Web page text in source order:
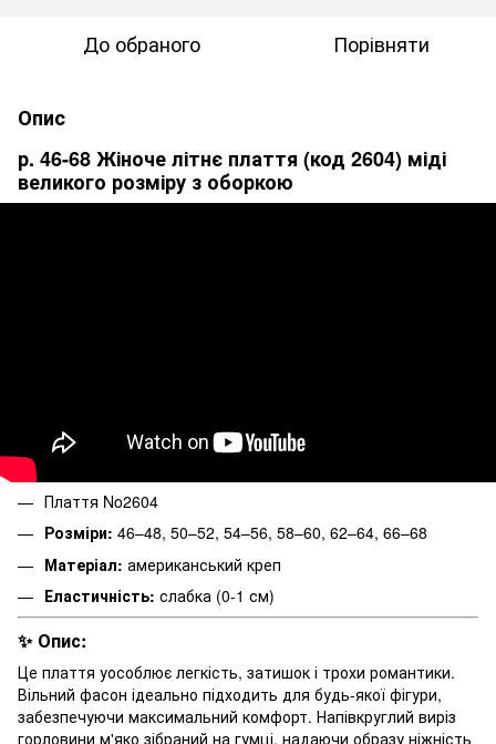
До обраного Порівняти
Опис
р. 46-68 Жіноче літнє плаття (код 2604) міді
великого розміру з оборкою
Плаття No2604
Розміри: 46–48, 50–52, 54–56, 58–60, 62–64, 66–68
Матеріал: американський креп
Еластичність: слабка (0-1 см)
✨ Опис:
Це плаття уособлює легкість, затишок і трохи романтики.
Вільний фасон ідеально підходить для будь-якої фігури,
забезпечуючи максимальний комфорт. Напівкруглий виріз
горловини м'яко зібраний на гумці, надаючи образу ніжність